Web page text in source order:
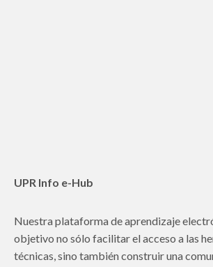
UPR Info e-Hub
Nuestra plataforma de aprendizaje
objetivo no sólo facilitar el acceso a las
técnicas, sino también construir una